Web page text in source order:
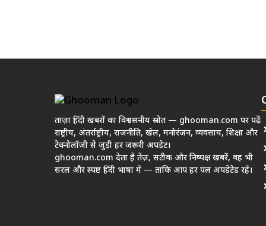
ताज़ा हिंदी खबरों का विश्वसनीय स्रोत — ghooman.com पर पढ़ें
राष्ट्रीय, अंतर्राष्ट्रीय, राजनीति, खेल, मनोरंजन, व्यवसाय, शिक्षा और
टेक्नोलॉजी से जुड़ी हर जरूरी अपडेट।
ghooman.com देता है तेज़, सटीक और निष्पक्ष खबरें, वह भी
सरल और स्पष्ट हिंदी भाषा में — ताकि आप हर पल अपडेटेड रहें।